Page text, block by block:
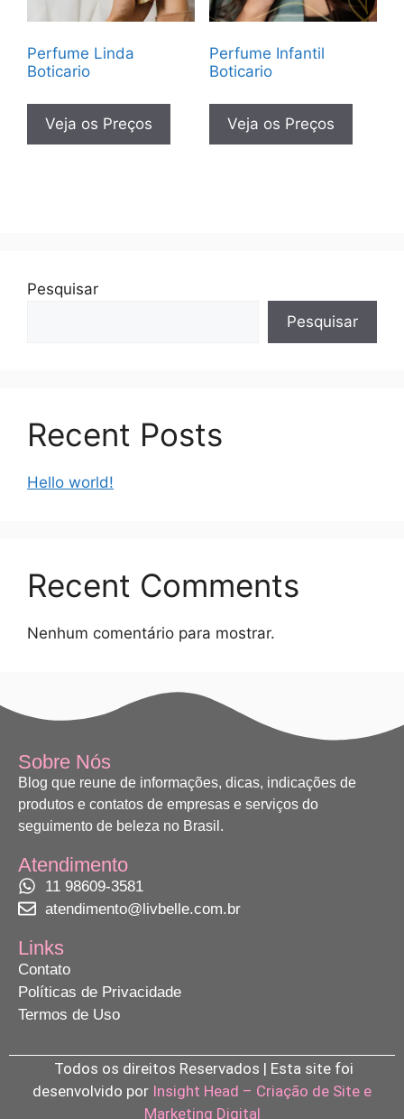
Perfume Linda
Boticario
Veja os Preços
Perfume Infantil
Boticario
Veja os Preços
Pesquisar
Pesquisar
Recent Posts
Hello world!
Recent Comments
Nenhum comentário para mostrar.
Sobre Nós
Blog que reune de informações, dicas, indicações de
produtos e contatos de empresas e serviços do
seguimento de beleza no Brasil.
Atendimento
11 98609-3581
atendimento@livbelle.com.br
Links
Contato
Políticas de Privacidade
Termos de Uso
Todos os direitos Reservados | Esta site foi
desenvolvido por Insight Head – Criação de Site e
Marketing Digital